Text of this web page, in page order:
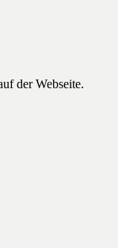
der Webseite.